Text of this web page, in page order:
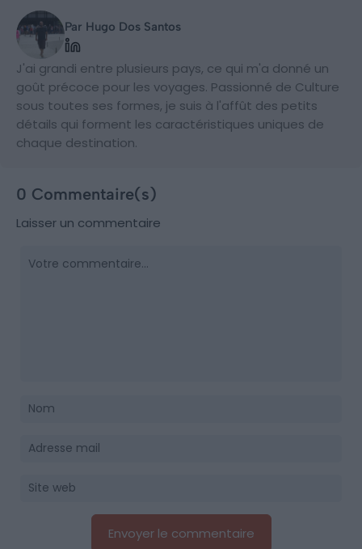
Par Hugo Dos Santos
J'ai grandi entre plusieurs pays, ce qui m'a donné un
goût précoce pour les voyages. Passionné de Culture
sous toutes ses formes, je suis à l'affût des petits
détails qui forment les caractéristiques uniques de
chaque destination.
0 Commentaire(s)
Laisser un commentaire